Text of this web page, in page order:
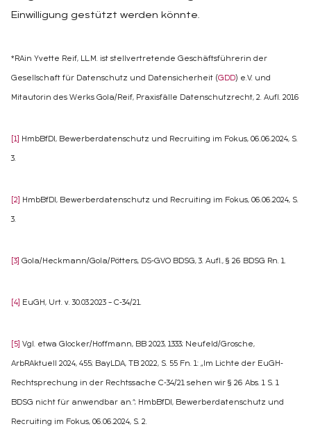
Einwilligung gestützt werden könnte.
*RAin Yvette Reif, LL.M. ist stellvertretende Geschäftsführerin der
Gesellschaft für Datenschutz und Datensicherheit (GDD) e.V. und
Mitautorin des Werks Gola/Reif, Praxisfälle Datenschutzrecht, 2. Aufl. 2016
[1] HmbBfDI, Bewerberdatenschutz und Recruiting im Fokus, 06.06.2024, S.
3.
[2] HmbBfDI, Bewerberdatenschutz und Recruiting im Fokus, 06.06.2024, S.
3.
[3] Gola/Heckmann/Gola/Pötters, DS-GVO BDSG, 3. Aufl., § 26 BDSG Rn. 1.
[4] EuGH, Urt. v. 30.03.2023 – C-34/21.
[5] Vgl. etwa Glocker/Hoffmann, BB 2023, 1333; Neufeld/Grosche,
ArbRAktuell 2024, 455; BayLDA, TB 2022, S. 55 Fn. 1: „Im Lichte der EuGH-
Rechtsprechung in der Rechtssache C-34/21 sehen wir § 26 Abs. 1 S. 1
BDSG nicht für anwendbar an.“; HmbBfDI, Bewerberdatenschutz und
Recruiting im Fokus, 06.06.2024, S. 2.